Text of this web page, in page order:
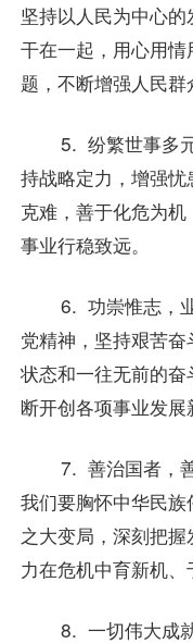
坚持以人民为中心的
干在一起，用心用
题，不断增强人民群
5. 纷繁世事多
持战略定力，增强
克难，善于化危为
事业行稳致远。
6. 功崇惟志，
党精神，坚持艰苦
状态和一往无前的
断开创各项事业发展
7. 善治国者，
我们要胸怀中华民
之大变局，深刻把
力在危机中育新机、
8. 一切伟大成